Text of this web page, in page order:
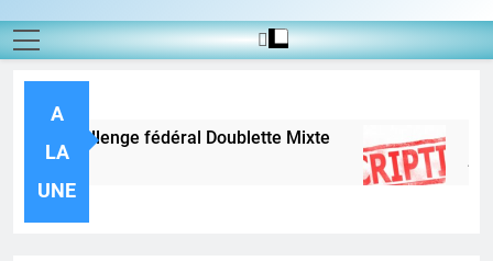
A
LA
UNE
au challenge fédéral Doublette Mixte
44